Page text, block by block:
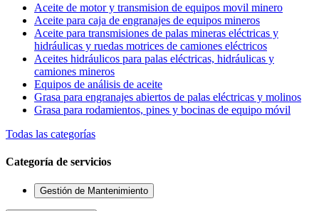
Aceite de motor y transmision de equipos movil minero
Aceite para caja de engranajes de equipos mineros
Aceite para transmisiones de palas mineras eléctricas y
hidráulicas y ruedas motrices de camiones eléctricos
Aceites hidráulicos para palas eléctricas, hidráulicas y
camiones mineros
Equipos de análisis de aceite
Grasa para engranajes abiertos de palas eléctricas y molinos
Grasa para rodamientos, pines y bocinas de equipo móvil
Todas las categorías
Categoría de servicios
Gestión de Mantenimiento